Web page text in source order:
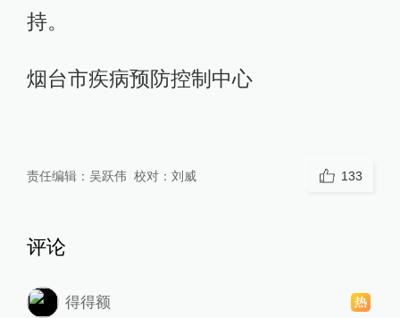
持。
烟台市疾病预防控制中心
责任编辑： 吴跃伟 校对： 刘威 133
评论
得得额